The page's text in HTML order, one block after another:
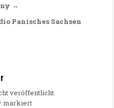
→
Panisches Sachsen
veröffentlicht.
markiert